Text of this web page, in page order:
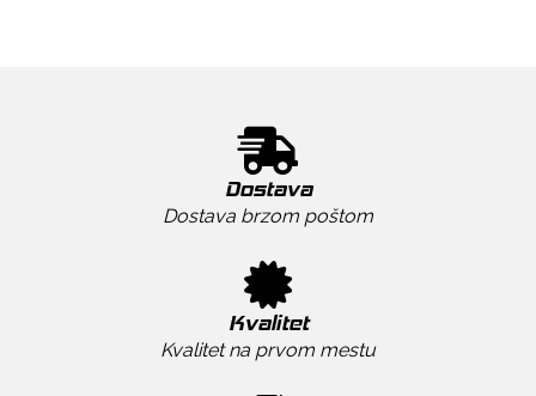
Dostava
Dostava brzom poštom
Kvalitet
Kvalitet na prvom mestu